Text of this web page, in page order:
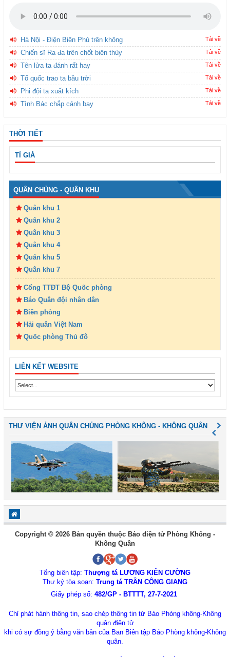
Hà Nội - Điện Biên Phủ trên không Tải về
Chiến sĩ Ra đa trên chốt biên thùy Tải về
Tên lửa ta đánh rất hay Tải về
Tổ quốc trao ta bầu trời Tải về
Phi đội ta xuất kích Tải về
Tình Bác chắp cánh bay Tải về
THỜI TIẾT
TỈ GIÁ
QUÂN CHỦNG - QUÂN KHU
Quân khu 1
Quân khu 2
Quân khu 3
Quân khu 4
Quân khu 5
Quân khu 7
Cổng TTĐT Bộ Quốc phòng
Báo Quân đội nhân dân
Biên phòng
Hải quân Việt Nam
Quốc phòng Thủ đô
LIÊN KẾT WEBSITE
THƯ VIỆN ẢNH QUÂN CHỦNG PHÒNG KHÔNG - KHÔNG QUÂN
Copyright © 2026 Bản quyền thuộc Báo điện tử Phòng Không -
Không Quân
Tổng biên tập: Thượng tá LƯƠNG KIÊN CƯỜNG
Thư ký tòa soạn: Trung tá TRẦN CÔNG GIANG
Giấy phép số: 482/GP - BTTTT, 27-7-2021
Chỉ phát hành thông tin, sao chép thông tin từ Báo Phòng không-Không
quân điện tử
khi có sự đồng ý bằng văn bản của Ban Biên tập Báo Phòng không-Không
quân.